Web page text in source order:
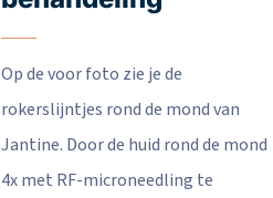
Op de voor foto zie je de
rokerslijntjes rond de mond van
Jantine. Door de huid rond de mond
4x met RF-microneedling te